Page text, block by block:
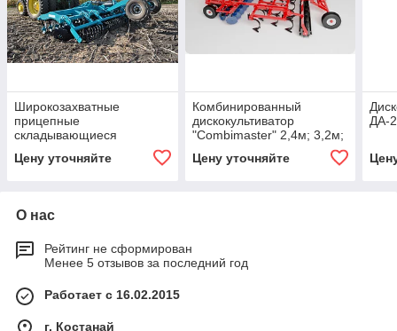
Широкозахватные
прицепные
складывающиеся
БДУ-8х2ПС
Цену уточняйте
Комбинированный
дискокультиватор
"Combimaster" 2,4м; 3,2м;
4,2м; 4,8м; 5,4м; 6м; 7,2м;
8м; 9м.
Цену уточняйте
ДА-
О нас
Рейтинг не сформирован
Менее 5 отзывов за последний год
Работает с 16.02.2015
г. Костанай